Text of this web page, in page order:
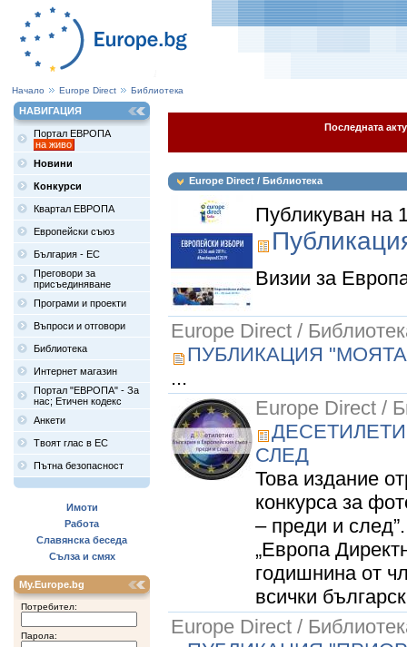
Начало Europe Direct Библиотека
НАВИГАЦИЯ
Портал ЕВРОПА
на живо
Новини
Конкурси
Квартал ЕВРОПА
Европейски съюз
България - ЕС
Преговори за
присъединяване
Програми и проекти
Въпроси и отговори
Библиотека
Интернет магазин
Портал "ЕВРОПА" - За
нас; Етичен кодекс
Анкети
Твоят глас в ЕС
Пътна безопасност
Имоти
Работа
Славянска беседа
Сълза и смях
My.Europe.bg
Потребител:
Парола:
Последната
Europe Direct / Библиотека
Публикуван на
Визии за
Europe Direct /
ПУБЛИКАЦИЯ
...
Europe Direct /
СЛЕД
Това издание
конкурса за
– преди и
„Европа
годишнина от
всички
Europe Direct /